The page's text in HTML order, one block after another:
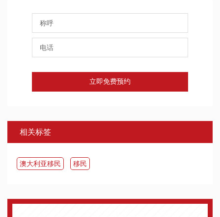
立即免费预约
相关标签
澳大利亚移民 移民